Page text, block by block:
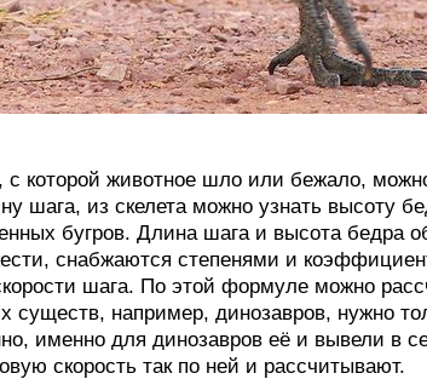
с которой животное шло или бежало,
шага, из скелета можно узнать высоту
бугров. Длина шага и высота бедра
снабжаются степенями и
шага. По этой формуле можно
существ, например, динозавров, нужно
именно для динозавров её и вывели в
скорость так по ней и рассчитывают.